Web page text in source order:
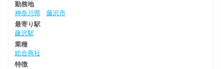
勤務地
神奈川県
藤沢市
最寄り駅
藤沢駅
業種
総合商社
特徴